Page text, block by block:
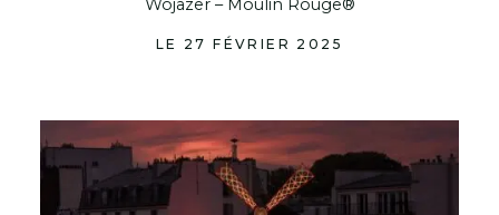
Wojazer – Moulin Rouge®
LE 27 FÉVRIER 2025